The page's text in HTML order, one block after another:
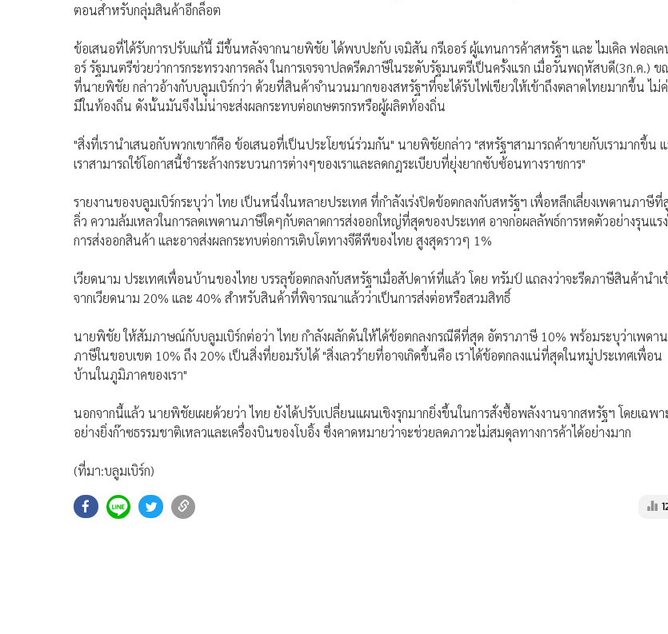
ตอนสำหรับกลุ่มสินค้าอีกล็อต
ข้อเสนอที่ได้รับการปรับแก้นี้ มีขึ้นหลังจากนายพิชัย ได้พบปะกับ เจมิสัน กรีเออร์ ผู้แทนการค้าสหรัฐฯ และ ไมเคิล ฟอลเค
อร์ รัฐมนตรีช่วยว่าการกระทรวงการคลัง ในการเจรจาปลดรีดภาษีในระดับรัฐมนตรีเป็นครั้งแรก เมื่อวันพฤหัสบดี(3ก.ค.) ข
ที่นายพิชัย กล่าวอ้างกับบลูมเบิร์กว่า ด้วยที่สินค้าจำนวนมากของสหรัฐฯที่จะได้รับไฟเขียวให้เข้าถึงตลาดไทยมากขึ้น ไม่
มีในท้องถิ่น ดังนั้นมันจึงไม่น่าจะส่งผลกระทบต่อเกษตรกรหรือผู้ผลิตท้องถิ่น
"สิ่งที่เรานำเสนอกับพวกเขาก็คือ ข้อเสนอที่เป็นประโยชน์ร่วมกัน" นายพิชัยกล่าว "สหรัฐฯสามารถค้าขายกับเรามากขึ้น
เราสามารถใช้โอกาสนี้ชำระล้างกระบวนการต่างๆของเราและลดกฎระเบียบที่ยุ่งยากซับซ้อนทางราชการ"
รายงานของบลูมเบิร์กระบุว่า ไทย เป็นหนึ่งในหลายประเทศ ที่กำลังเร่งปิดข้อตกลงกับสหรัฐฯ เพื่อหลีกเลี่ยงเพดานภาษีที่
ลิ่ว ความล้มเหลวในการลดเพดานภาษีใดๆกับตลาดการส่งออกใหญ่ที่สุดของประเทศ อาจก่อผลลัพธ์การหดตัวอย่างรุนแร
การส่งออกสินค้า และอาจส่งผลกระทบต่อการเติบโตทางจีดีพีของไทย สูงสุดราวๆ 1%
เวียดนาม ประเทศเพื่อนบ้านของไทย บรรลุข้อตกลงกับสหรัฐฯเมื่อสัปดาห์ที่แล้ว โดย ทรัมป์ แถลงว่าจะรีดภาษีสินค้านำเ
จากเวียดนาม 20% และ 40% สำหรับสินค้าที่พิจารณาแล้วว่าเป็นการส่งต่อหรือสวมสิทธิ์
นายพิชัย ให้สัมภาษณ์กับบลูมเบิร์กต่อว่า ไทย กำลังผลักดันให้ได้ข้อตกลงกรณีดีที่สุด อัตราภาษี 10% พร้อมระบุว่าเพดาน
ภาษีในขอบเขต 10% ถึง 20% เป็นสิ่งที่ยอมรับได้ "สิ่งเลวร้ายที่อาจเกิดขึ้นคือ เราได้ข้อตกลงแน่ที่สุดในหมู่ประเทศเพื่อน
บ้านในภูมิภาคของเรา"
นอกจากนี้แล้ว นายพิชัยเผยด้วยว่า ไทย ยังได้ปรับเปลี่ยนแผนเชิงรุกมากยิ่งขึ้นในการสั่งซื้อพลังงานจากสหรัฐฯ โดยเฉพา
อย่างยิ่งก๊าซธรรมชาติเหลวและเครื่องบินของโบอิ้ง ซึ่งคาดหมายว่าจะช่วยลดภาวะไม่สมดุลทางการค้าได้อย่างมาก
(ที่มา:บลูมเบิร์ก)